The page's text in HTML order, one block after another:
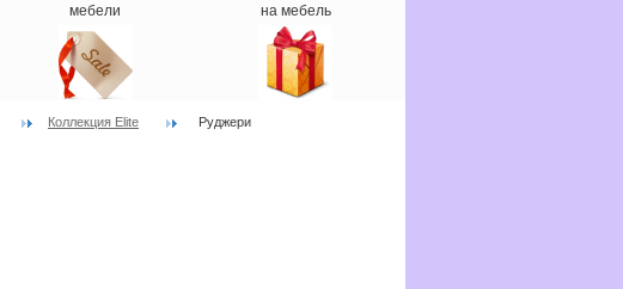
мебели на мебель
Коллекция Elite Руджери